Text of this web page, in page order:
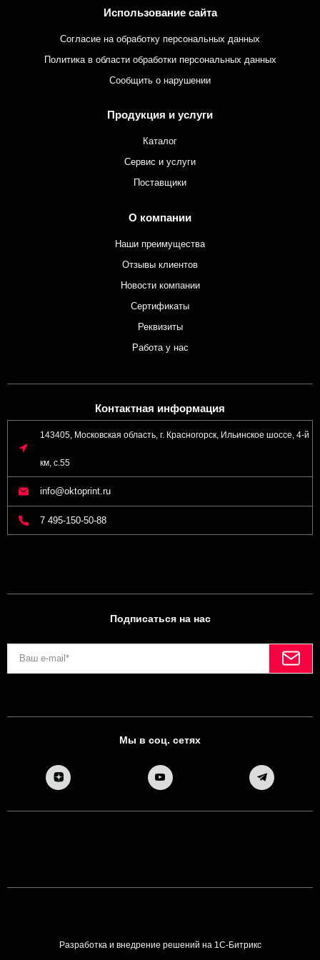
Использование сайта
Согласие на обработку персональных данных
Политика в области обработки персональных данных
Сообщить о нарушении
Продукция и услуги
Каталог
Сервис и услуги
Поставщики
О компании
Наши преимущества
Отзывы клиентов
Новости компании
Сертификаты
Реквизиты
Работа у нас
Контактная информация
143405, Московская область, г. Красногорск, Ильинское шоссе, 4-й
км, с.55
info@oktoprint.ru
7 495-150-50-88
Подписаться на нас
Мы в соц. сетях
Разработка и внедрение решений на 1С-Битрикс